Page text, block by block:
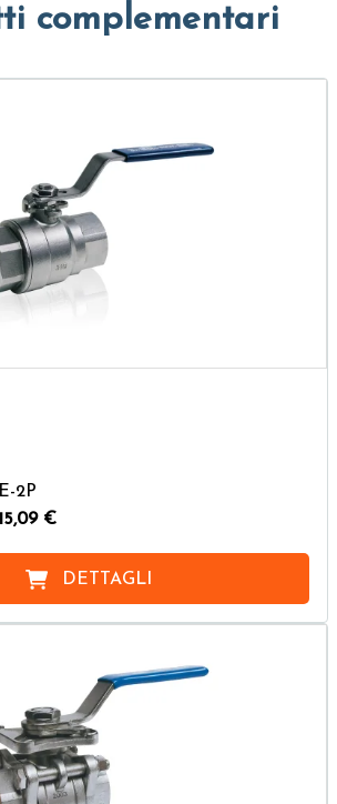
complementari
2P
€
DETTAGLI